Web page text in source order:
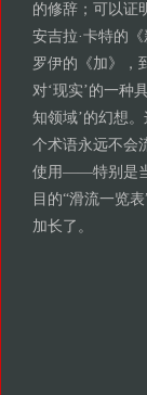
的修辞；可以证
安吉拉·卡特的
罗伊的《加》，
对‘现实’的一种
知领域’的幻想
个术语永远不会
使用——特别是
目的“滑流一览
加长了。